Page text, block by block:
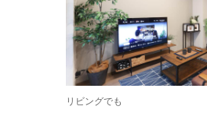
リビングでも